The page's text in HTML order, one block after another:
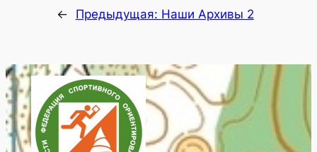
← Предыдущая: Наши Архивы 2